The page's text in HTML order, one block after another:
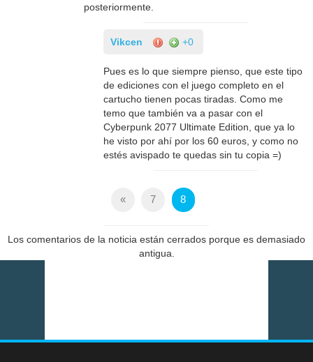
posteriormente.
Vikcen +0
Pues es lo que siempre pienso, que este tipo
de ediciones con el juego completo en el
cartucho tienen pocas tiradas. Como me
temo que también va a pasar con el
Cyberpunk 2077 Ultimate Edition, que ya lo
he visto por ahí por los 60 euros, y como no
estés avispado te quedas sin tu copia =)
« 7 8
Los comentarios de la noticia están cerrados porque es demasiado
antigua.